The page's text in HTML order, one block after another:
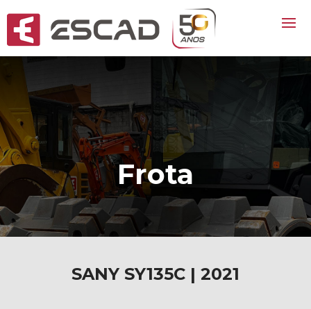
Frota
SANY SY135C | 2021